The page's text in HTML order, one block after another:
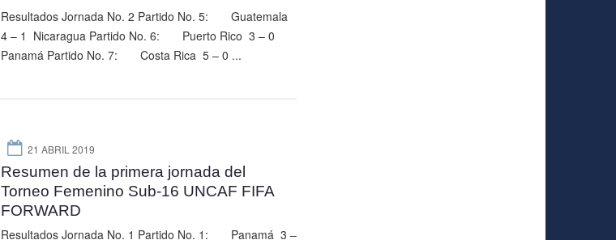
Resultados Jornada No. 2 Partido No. 5: Guatemala
4 – 1 Nicaragua Partido No. 6: Puerto Rico 3 – 0
Panamá Partido No. 7: Costa Rica 5 – 0 ...
21 ABRIL 2019
Resumen de la primera jornada del
Torneo Femenino Sub-16 UNCAF FIFA
FORWARD
Resultados Jornada No. 1 Partido No. 1: Panamá 3 –